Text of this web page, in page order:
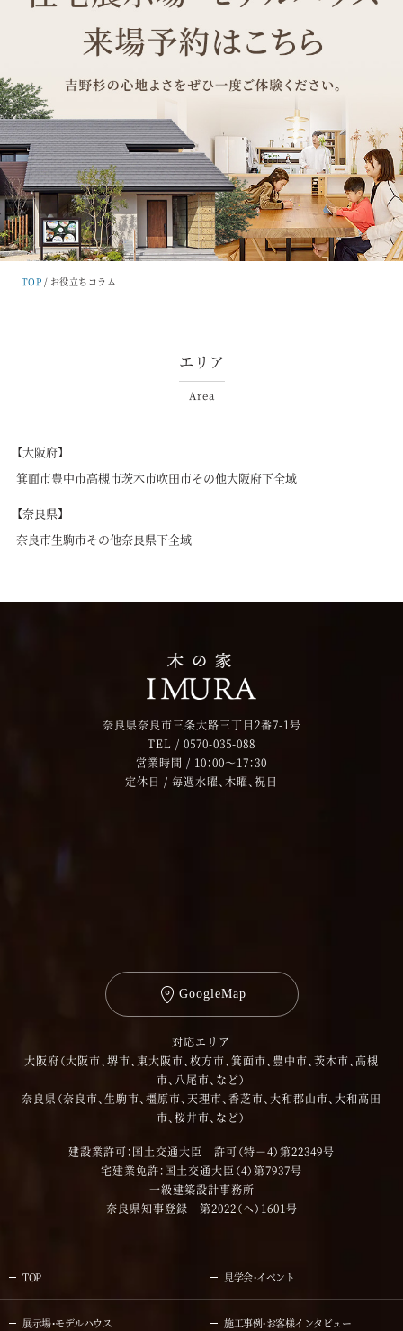
TOP お役立ちコラム
エリア
Area
【大阪府】
箕面市豊中市高槻市茨木市吹田市その他大阪府下全域
【奈良県】
奈良市生駒市その他奈良県下全域
奈良県奈良市三条大路三丁目2番7-1号
TEL / 0570-035-088
営業時間 / 10：00～17：30
定休日 / 毎週水曜、木曜、祝日
GoogleMap
対応エリア
大阪府（大阪市、堺市、東大阪市、枚方市、箕面市、豊中市、茨木市、高槻
市、八尾市、など）
奈良県（奈良市、生駒市、橿原市、天理市、香芝市、大和郡山市、大和高田
市、桜井市、など）
建設業許可：国土交通大臣 許可（特－4）第22349号
宅建業免許：国土交通大臣（4）第7937号
一級建築設計事務所
奈良県知事登録 第2022（へ）1601号
TOP 見学会・イベント
展示場・モデルハウス 施工事例・お客様インタビュー